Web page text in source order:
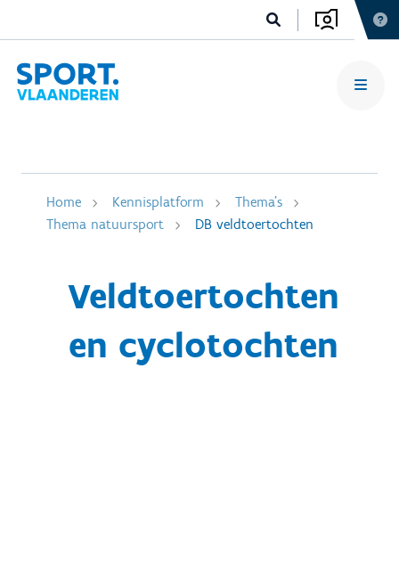
Home Kennisplatform
Thema's
Thema natuursport
DB veldtoertochten
Veldtoertochten
en cyclotochten